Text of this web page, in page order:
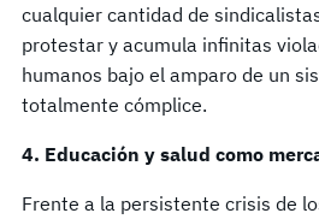
cualquier cantidad de
protestar y acumula infinitas
humanos bajo el amparo de un
totalmente cómplice.
4. Educación y salud como
Frente a la persistente crisis de